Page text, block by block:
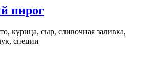
пирог
курица, сыр, сливочная заливка,
специи